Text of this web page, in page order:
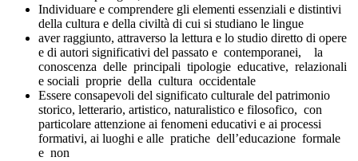
Individuare e comprendere gli elementi essenziali e distintivi
della cultura e della civiltà di cui si studiano le lingue
aver raggiunto, attraverso la lettura e lo studio diretto di opere
e di autori significativi del passato e contemporanei, la
conoscenza delle principali tipologie educative, relazionali
e sociali proprie della cultura occidentale
Essere consapevoli del significato culturale del patrimonio
storico, letterario, artistico, naturalistico e filosofico, con
particolare attenzione ai fenomeni educativi e ai processi
formativi, ai luoghi e alle pratiche dell’educazione formale
e non